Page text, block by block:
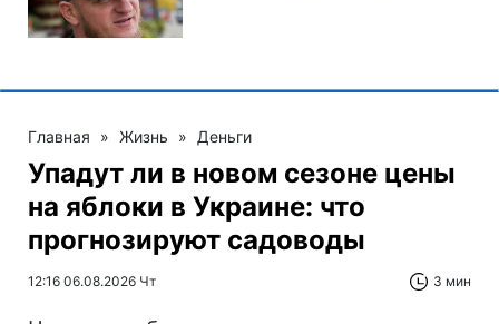
Главная » Жизнь » Деньги
Упадут ли в новом сезоне цены
на яблоки в Украине: что
прогнозируют садоводы
12:16 06.08.2026 Чт 3 мин